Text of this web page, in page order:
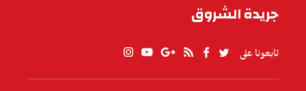
جريدة الشروق
تابعونا على